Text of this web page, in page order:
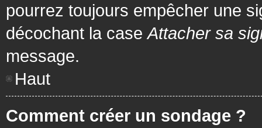
pourrez toujours empêcher une
décochant la caseAttacher sa
message.
Haut
Comment créer un sondage ?